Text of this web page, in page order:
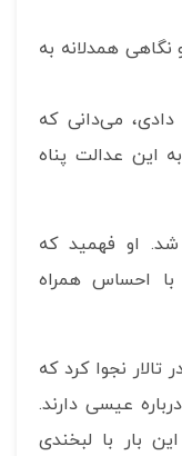
همدلانه به
دادی، می‌دانی که
این عدالت پناه
او فهمید که
احساس همراه
تالار نجوا کرد که
عیسی دارند.
بار با لبخندی